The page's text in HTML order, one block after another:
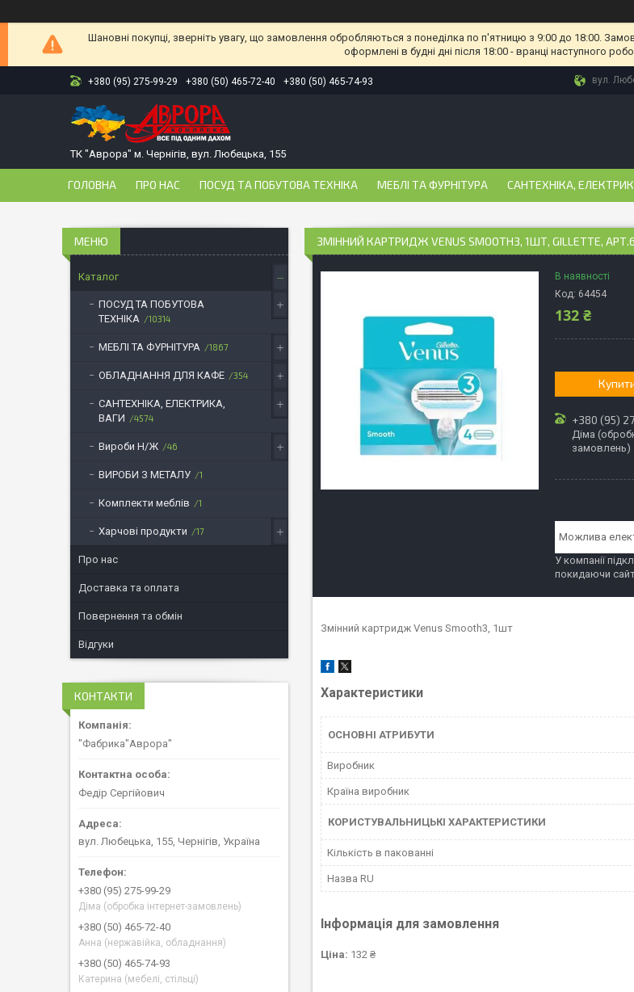
Шановні покупці, зверніть увагу, що замовлення обробляються з понеділка по п'ятницю з 9:00 до 18:00.
оформлені в будні дні після 18:00 - вранці наступного
+380 (95) 275-99-29 +380 (50) 465-72-40 +380 (50) 465-74-93 вул.
ТК "Аврора" м. Чернігів, вул. Любецька, 155
ГОЛОВНА ПРО НАС ПОСУД ТА ПОБУТОВА ТЕХНІКА МЕБЛІ ТА ФУРНІТУРА САНТЕХНІКА,
ЗМІННИЙ КАРТРИДЖ VENUS SMOOTH3, 1ШТ, GILLETTE,
В наявності
Код: 64454
132 ₴
+380 (95)
Діма
замовлень)
У компанії
покидаючи
Змінний картридж Venus Smooth3, 1шт
Характеристики
ОСНОВНІ АТРИБУТИ
Виробник
Країна виробник
КОРИСТУВАЛЬНИЦЬКІ ХАРАКТЕРИСТИКИ
Кількість в пакованні
Назва RU
Інформація для замовлення
Ціна: 132 ₴
Каталог
ПОСУД ТА ПОБУТОВА
ТЕХНІКА
10314
МЕБЛІ ТА ФУРНІТУРА 1867
ОБЛАДНАННЯ ДЛЯ КАФЕ 354
САНТЕХНІКА, ЕЛЕКТРИКА,
ВАГИ
4574
Вироби Н/Ж 46
ВИРОБИ З МЕТАЛУ 1
Комплекти меблів 1
Харчові продукти 17
Про нас
Доставка та оплата
Повернення та обмін
Відгуки
КОНТАКТИ
"Фабрика"Аврора"
Федір Сергійович
вул. Любецька, 155, Чернігів, Україна
+380 (95) 275-99-29
Діма (обробка інтернет-замовлень)
+380 (50) 465-72-40
Анна (нержавійка, обладнання)
+380 (50) 465-74-93
Катерина (мебелі, стільці)